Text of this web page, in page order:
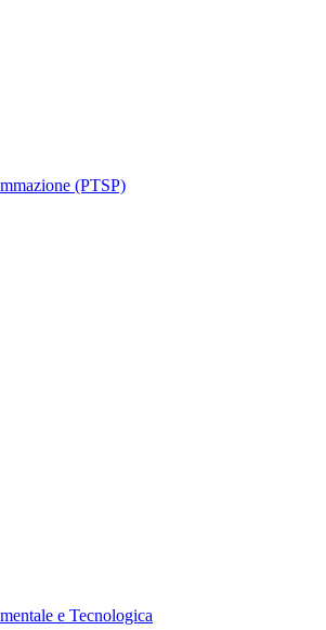
(PTSP)
e Tecnologica